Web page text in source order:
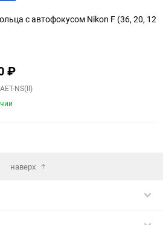
с автофокусом Nikon F (36, 20, 12
₽
NS(II)
наверх